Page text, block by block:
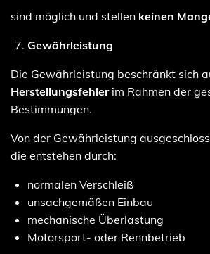
sind möglich und stellen keinen
Gewährleistung
Die Gewährleistung beschränkt sich
Herstellungsfehlerim Rahmen der
Bestimmungen.
Von der Gewährleistung
die entstehen durch:
normalen Verschleiß
unsachgemäßen Einbau
mechanische Überlastung
Motorsport- oder Rennbetrieb